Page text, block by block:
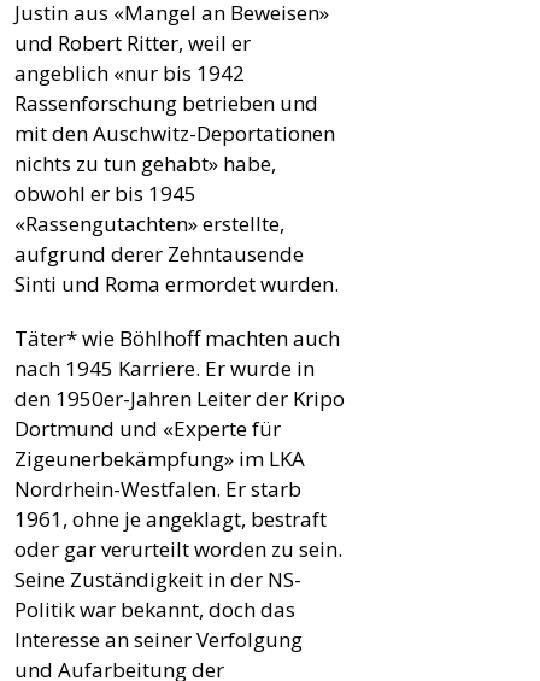
Justin aus «Mangel an Beweisen»
und Robert Ritter, weil er
angeblich «nur bis 1942
Rassenforschung betrieben und
mit den Auschwitz-Deportationen
nichts zu tun gehabt» habe,
obwohl er bis 1945
«Rassengutachten» erstellte,
aufgrund derer Zehntausende
Sinti und Roma ermordet wurden.
Täter* wie Böhlhoff machten auch
nach 1945 Karriere. Er wurde in
den 1950er-Jahren Leiter der Kripo
Dortmund und «Experte für
Zigeunerbekämpfung» im LKA
Nordrhein-Westfalen. Er starb
1961, ohne je angeklagt, bestraft
oder gar verurteilt worden zu sein.
Seine Zuständigkeit in der NS-
Politik war bekannt, doch das
Interesse an seiner Verfolgung
und Aufarbeitung der